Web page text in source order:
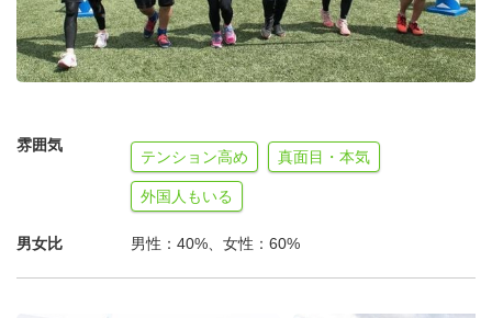
雰囲気
テンション高め 真面目・本気
外国人もいる
男女比 男性：40%、女性：60%